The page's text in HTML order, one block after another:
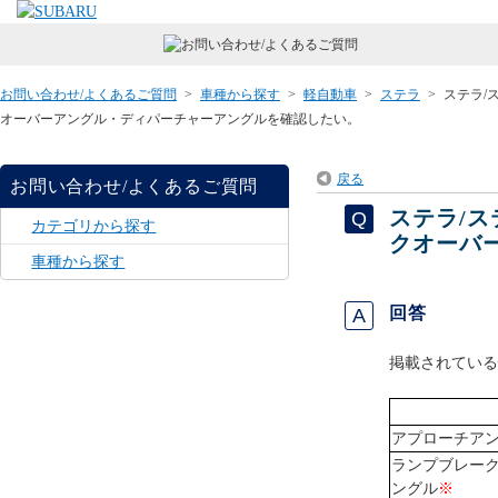
お問い合わせ/よくあるご質問 > 車種から探す > 軽自動車 > ステラ >
ステラ/
オーバーアングル・ディパーチャーアングルを確認したい。
お問い合わせ/よくあるご質問
カテゴリから探す
車種から探す
戻る
ステラ/ス
クオーバ
回答
掲載されてい
アプローチア
ランプブレー
ングル※